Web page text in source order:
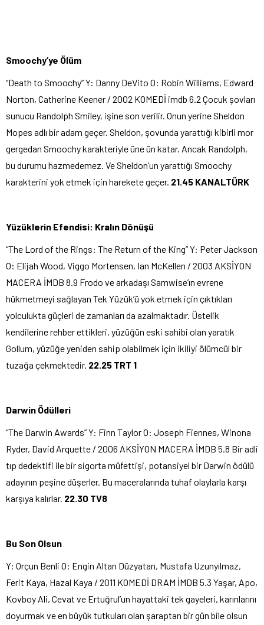
Smoochy’ye Ölüm
“Death to Smoochy” Y: Danny DeVito O: Robin Williams, Edward
Norton, Catherine Keener / 2002 KOMEDİ imdb 6.2 Çocuk şovları
sunucu Randolph Smiley, işine son verilir. Onun yerine Sheldon
Mopes adlı bir adam geçer. Sheldon, şovunda yarattığı kibirli mor
gergedan Smoochy karakteriyle üne ün katar. Ancak Randolph,
bu durumu hazmedemez. Ve Sheldon’un yarattığı Smoochy
karakterini yok etmek için harekete geçer. 21.45 KANALTÜRK
Yüzüklerin Efendisi: Kralın Dönüşü
“The Lord of the Rings: The Return of the King” Y: Peter Jackson
O: Elijah Wood, Viggo Mortensen, Ian McKellen / 2003 AKSİYON
MACERA İMDB 8.9 Frodo ve arkadaşı Samwise’ın evrene
hükmetmeyi sağlayan Tek Yüzük’ü yok etmek için çıktıkları
yolculukta güçleri de zamanları da azalmaktadır. Üstelik
kendilerine rehber ettikleri, yüzüğün eski sahibi olan yaratık
Gollum, yüzüğe yeniden sahip olabilmek için ikiliyi ölümcül bir
tuzağa çekmektedir. 22.25 TRT 1
Darwin Ödülleri
“The Darwin Awards” Y: Finn Taylor O: Joseph Fiennes, Winona
Ryder, David Arquette / 2006 AKSİYON MACERA İMDB 5.8 Bir adli
tıp dedektifi ile bir sigorta müfettişi, potansiyel bir Darwin ödülü
adayının peşine düşerler. Bu maceralarında tuhaf olaylarla karşı
karşıya kalırlar. 22.30 TV8
Bu Son Olsun
Y: Orçun Benli O: Engin Altan Düzyatan, Mustafa Uzunyılmaz,
Ferit Kaya, Hazal Kaya / 2011 KOMEDİ DRAM İMDB 5.3 Yaşar, Apo,
Kovboy Ali, Cevat ve Ertuğrul’un hayattaki tek gayeleri, karınlarını
doyurmak ve en büyük tutkuları olan şaraptan bir gün bile olsun